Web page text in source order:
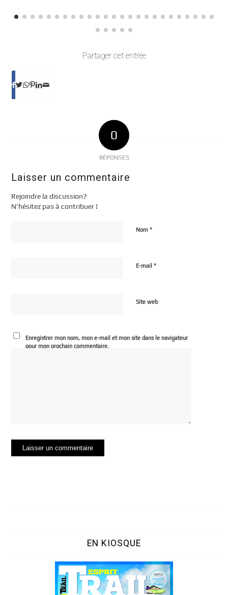
Partager cet entrée
0
RÉPONSES
Laisser un commentaire
Rejoindre la discussion?
N’hésitez pas à contribuer !
Nom*
E-mail*
Site web
Enregistrer mon nom, mon e-mail et mon site dans le navigateur
pour mon prochain commentaire.
EN KIOSQUE